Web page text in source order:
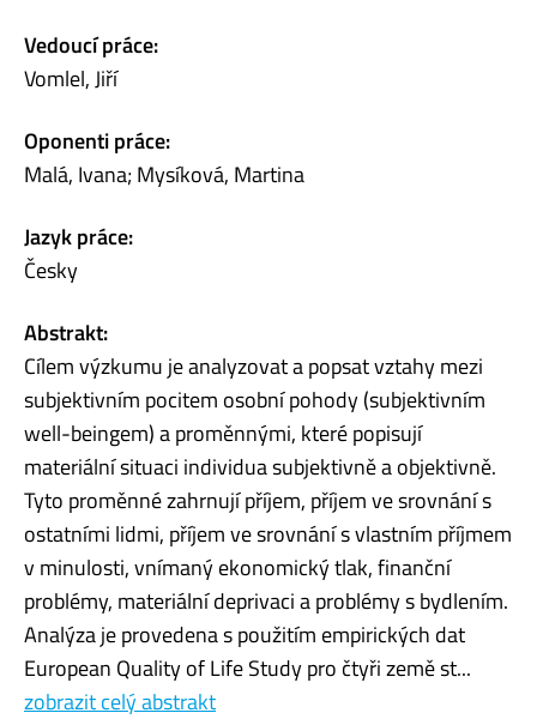
Vedoucí práce:
Vomlel, Jiří
Oponenti práce:
Malá, Ivana; Mysíková, Martina
Jazyk práce:
Česky
Abstrakt:
Cílem výzkumu je analyzovat a popsat vztahy mezi
subjektivním pocitem osobní pohody (subjektivním
well-beingem) a proměnnými, které popisují
materiální situaci individua subjektivně a objektivně.
Tyto proměnné zahrnují příjem, příjem ve srovnání s
ostatními lidmi, příjem ve srovnání s vlastním příjmem
v minulosti, vnímaný ekonomický tlak, finanční
problémy, materiální deprivaci a problémy s bydlením.
Analýza je provedena s použitím empirických dat
European Quality of Life Study pro čtyři země st...
zobrazit celý abstrakt